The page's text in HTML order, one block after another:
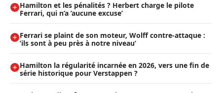
Hamilton et les pénalités ? Herbert charge le pilote
Ferrari, qui n’a ’aucune excuse’
Ferrari se plaint de son moteur, Wolff contre-attaque :
’ils sont à peu près à notre niveau’
Hamilton la régularité incarnée en 2026, vers une fin de
série historique pour Verstappen ?